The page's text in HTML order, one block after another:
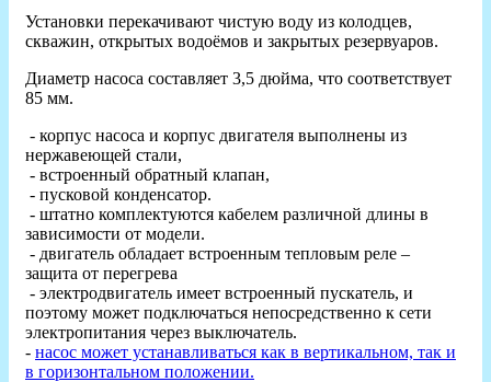
Установки перекачивают чистую воду из колодцев,
скважин, открытых водоёмов и закрытых резервуаров.
Диаметр насоса составляет 3,5 дюйма, что соответствует
85 мм.
- корпус насоса и корпус двигателя выполнены из
нержавеющей стали,
- встроенный обратный клапан,
- пусковой конденсатор.
- штатно комплектуются кабелем различной длины в
зависимости от модели.
- двигатель обладает встроенным тепловым реле –
защита от перегрева
- электродвигатель имеет встроенный пускатель, и
поэтому может подключаться непосредственно к сети
электропитания через выключатель.
- насос может устанавливаться как в вертикальном, так и
в горизонтальном положении.